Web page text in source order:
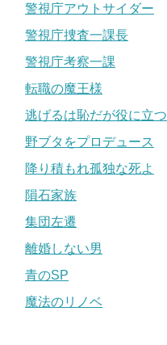
警視庁アウトサイダー
警視庁捜査一課長
警視庁考察一課
転職の魔王様
逃げるは恥だが役に立つ
野ブタをプロデュース
降り積もれ孤独な死よ
隕石家族
集団左遷
離婚しない男
青のSP
魔法のリノベ